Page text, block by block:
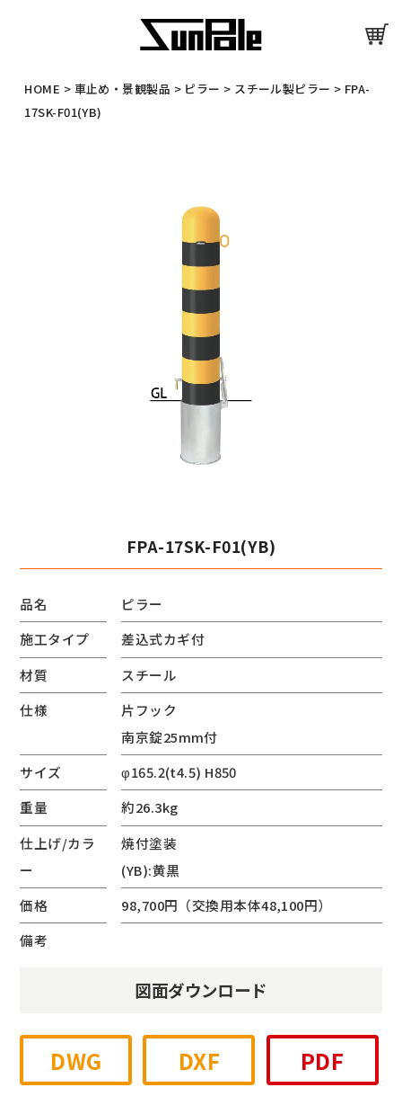
HOME > 車止め・景観製品 > ピラー > スチール製ピラー > FPA-
17SK-F01(YB)
FPA-17SK-F01(YB)
品名
ピラー
施工タイプ
差込式カギ付
材質
スチール
仕様
片フック
南京錠25mm付
サイズ
φ165.2(t4.5) H850
重量
約26.3kg
仕上げ/カラ
ー
焼付塗装
(YB):黄黒
価格
98,700円（交換用本体48,100円）
備考
図面ダウンロード
DWG DXF PDF